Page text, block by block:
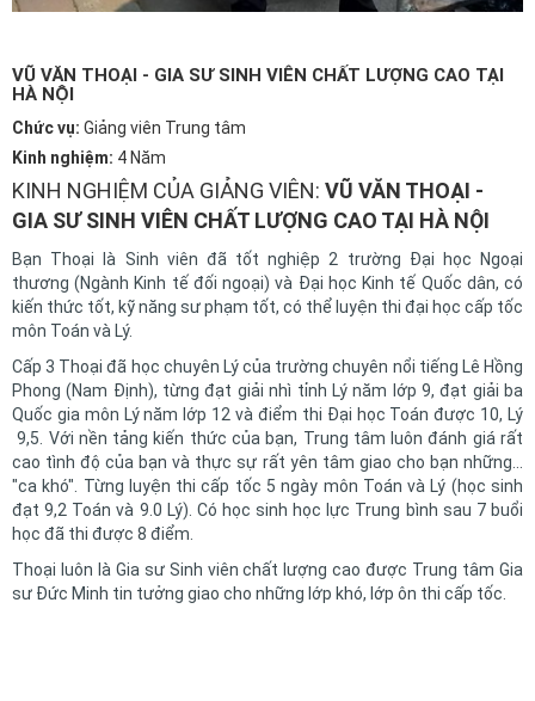
VŨ VĂN THOẠI - GIA SƯ SINH VIÊN CHẤT LƯỢNG CAO TẠI
HÀ NỘI
Chức vụ: Giảng viên Trung tâm
Kinh nghiệm: 4 Năm
KINH NGHIỆM CỦA GIẢNG VIÊN: VŨ VĂN THOẠI -
GIA SƯ SINH VIÊN CHẤT LƯỢNG CAO TẠI HÀ NỘI
Bạn Thoại là Sinh viên đã tốt nghiệp 2 trường Đại học Ngoại
thương (Ngành Kinh tế đối ngoại) và Đại học Kinh tế Quốc dân, có
kiến thức tốt, kỹ năng sư phạm tốt, có thể luyện thi đại học cấp tốc
môn Toán và Lý.
Cấp 3 Thoại đã học chuyên Lý của trường chuyên nổi tiếng Lê Hồng
Phong (Nam Định), từng đạt giải nhì tỉnh Lý năm lớp 9, đạt giải ba
Quốc gia môn Lý năm lớp 12 và điểm thi Đại học Toán được 10, Lý
9,5. Với nền tảng kiến thức của bạn, Trung tâm luôn đánh giá rất
cao tình độ của bạn và thực sự rất yên tâm giao cho bạn những...
"ca khó". Từng luyện thi cấp tốc 5 ngày môn Toán và Lý (học sinh
đạt 9,2 Toán và 9.0 Lý). Có học sinh học lực Trung bình sau 7 buổi
học đã thi được 8 điểm.
Thoại luôn là Gia sư Sinh viên chất lượng cao được Trung tâm Gia
sư Đức Minh tin tưởng giao cho những lớp khó, lớp ôn thi cấp tốc.